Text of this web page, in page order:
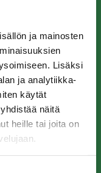
ja mainosten
Lisäksi
ja analytiikka-
käytät
näitä
heille tai joita on